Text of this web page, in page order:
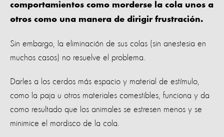
comportamientos como morderse la cola unos a
otros como una manera de dirigir frustración.
Sin embargo, la eliminación de sus colas (sin anestesia en
muchos casos) no resuelve el problema.
Darles a los cerdos más espacio y material de estímulo,
como la paja u otros materiales comestibles, funciona y da
como resultado que los animales se estresen menos y se
minimice el mordisco de la cola.